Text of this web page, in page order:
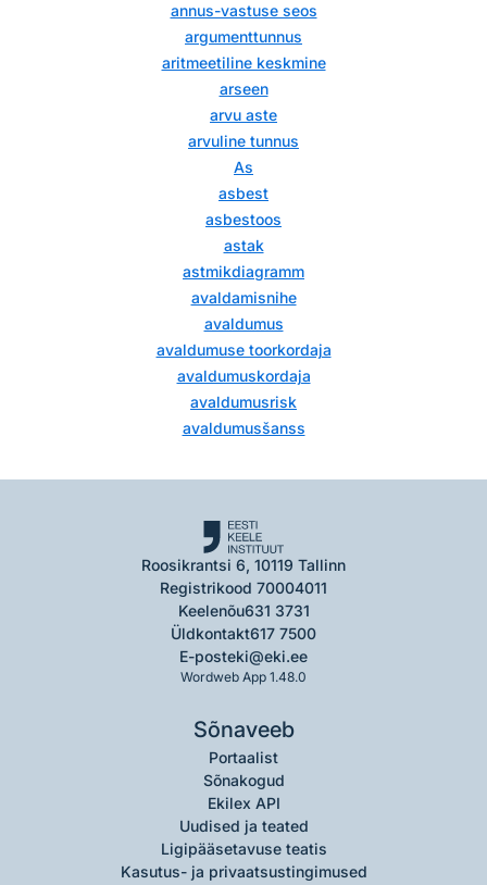
annus-vastuse seos
argumenttunnus
aritmeetiline keskmine
arseen
arvu aste
arvuline tunnus
As
asbest
asbestoos
astak
astmikdiagramm
avaldamisnihe
avaldumus
avaldumuse toorkordaja
avaldumuskordaja
avaldumusrisk
avaldumusšanss
Roosikrantsi 6, 10119 Tallinn
Registrikood 70004011
Keelenõu631 3731
Üldkontakt617 7500
E-posteki@eki.ee
Wordweb App 1.48.0
Sõnaveeb
Portaalist
Sõnakogud
Ekilex API
Uudised ja teated
Ligipääsetavuse teatis
Kasutus- ja privaatsustingimused